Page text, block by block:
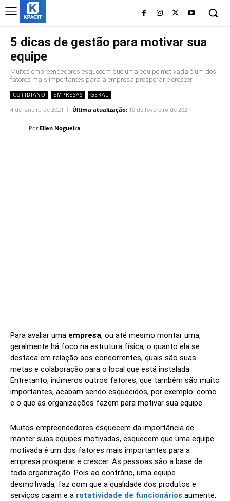
5 dicas de gestão para motivar sua
equipe
Muitos empreendedores esquecem que uma equipe motivada é um dos
fatores mais importantes para a empresa prosperar e crescer.
COTIDIANO EMPRESAS GERAL
4 de janeiro de 2021 Última atualização: 10 de fevereiro de 2021
Por Ellen Nogueira
Para avaliar uma empresa, ou até mesmo montar uma,
geralmente há foco na estrutura física, o quanto ela se
destaca em relação aos concorrentes, quais são suas
metas e colaboração para o local que está instalada.
Entretanto, inúmeros outros fatores, que também são muito
importantes, acabam sendo esquecidos, por exemplo: como
e o que as organizações fazem para motivar sua equipe.
Muitos empreendedores esquecem da importância de
manter suas equipes motivadas, esquecem que uma equipe
motivada é um dos fatores mais importantes para a
empresa prosperar e crescer. As pessoas são a base de
toda organização. Pois ao contrário, uma equipe
desmotivada, faz com que a qualidade dos produtos e
serviços caiam e a rotatividade de funcionários aumente,